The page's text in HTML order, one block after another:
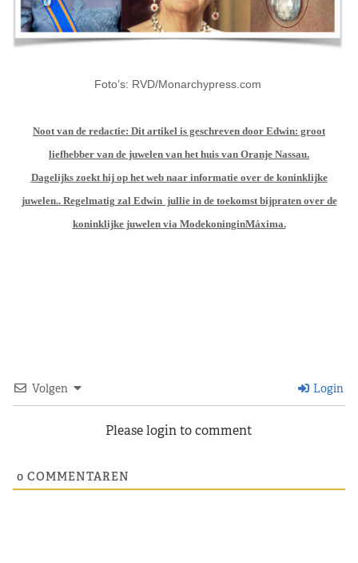
Foto’s: RVD/Monarchypress.com
Noot van de redactie: Dit artikel is geschreven door Edwin: groot
liefhebber van de juwelen van het huis van Oranje Nassau.
Dagelijks zoekt hij op het web naar informatie over de koninklijke
juwelen.. Regelmatig zal Edwin jullie in de toekomst bijpraten over de
koninklijke juwelen via ModekoninginMáxima.
Volgen Login
Please login to comment
0 COMMENTAREN